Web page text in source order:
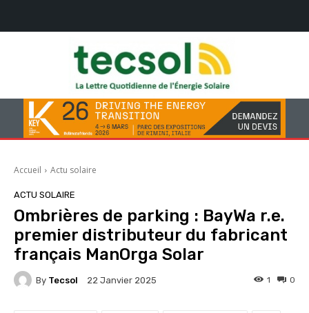
Accueil Actu solaire
ACTU SOLAIRE
Ombrières de parking : BayWa r.e.
premier distributeur du fabricant
français ManOrga Solar
By Tecsol 22 Janvier 2025 0
1